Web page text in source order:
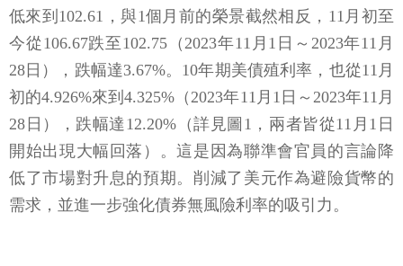
低來到102.61，與1個月前的榮景截然相反，11月初至
今從106.67跌至102.75（2023年11月1日～2023年11月
28日），跌幅達3.67%。10年期美債殖利率，也從11月
初的4.926%來到4.325%（2023年11月1日～2023年11月
28日），跌幅達12.20%（詳見圖1，兩者皆從11月1日
開始出現大幅回落）。這是因為聯準會官員的言論降
低了市場對升息的預期。削減了美元作為避險貨幣的
需求，並進一步強化債券無風險利率的吸引力。